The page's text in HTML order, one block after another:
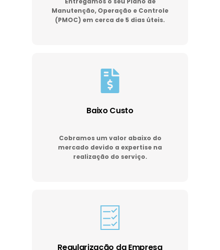
Manutenção, Operação e Controle
(PMOC) em cerca de 5 dias úteis.
Baixo Custo
Cobramos um valor abaixo do
mercado devido a expertise na
realização do serviço.
Regularização da Empresa